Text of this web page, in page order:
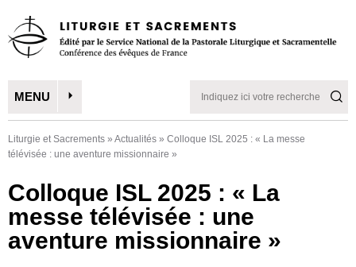
MENU
Liturgie et Sacrements » Actualités » Colloque ISL 2025 : « La messe
télévisée : une aventure missionnaire »
Colloque ISL 2025 : « La
messe télévisée : une
aventure missionnaire »